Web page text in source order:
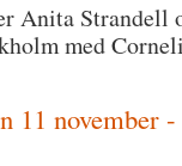
Anita Strandell
med
11 november